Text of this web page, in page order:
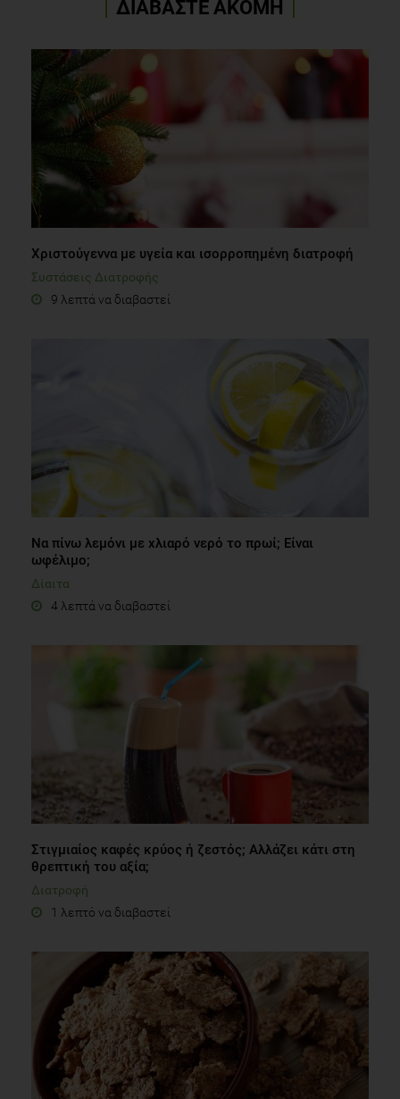
ΔΙΑΒΑΣΤΕ ΑΚΟΜΗ
Χριστούγεννα με υγεία και ισορροπημένη διατροφή
Συστάσεις Διατροφής
9 λεπτά να διαβαστεί
Να πίνω λεμόνι με χλιαρό νερό το πρωί; Είναι
ωφέλιμο;
Δίαιτα
4 λεπτά να διαβαστεί
Στιγμιαίος καφές κρύος ή ζεστός; Αλλάζει κάτι στη
θρεπτική του αξία;
Διατροφή
1 λεπτό να διαβαστεί